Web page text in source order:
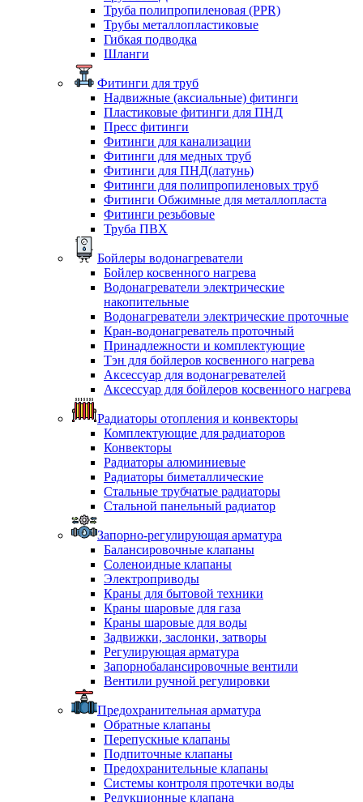
Труба полипропиленовая (PPR)
Трубы металлопластиковые
Гибкая подводка
Шланги
Фитинги для труб
Надвижные (аксиальные) фитинги
Пластиковые фитинги для ПНД
Пресс фитинги
Фитинги для канализации
Фитинги для медных труб
Фитинги для ПНД(латунь)
Фитинги для полипропиленовых труб
Фитинги Обжимные для металлопласта
Фитинги резьбовые
Труба ПВХ
Бойлеры водонагреватели
Бойлер косвенного нагрева
Водонагреватели электрические
накопительные
Водонагреватели электрические проточные
Кран-водонагреватель проточный
Принадлежности и комплектующие
Тэн для бойлеров косвенного нагрева
Аксессуар для водонагревателей
Аксессуар для бойлеров косвенного нагрева
Радиаторы отопления и конвекторы
Комплектующие для радиаторов
Конвекторы
Радиаторы алюминиевые
Радиаторы биметаллические
Стальные трубчатые радиаторы
Стальной панельный радиатор
Запорно-регулирующая арматура
Балансировочные клапаны
Соленоидные клапаны
Электроприводы
Краны для бытовой техники
Краны шаровые для газа
Краны шаровые для воды
Задвижки, заслонки, затворы
Регулирующая арматура
Запорнобалансировочные вентили
Вентили ручной регулировки
Предохранительная арматура
Обратные клапаны
Перепускные клапаны
Подпиточные клапаны
Предохранительные клапаны
Системы контроля протечки воды
Редукционные клапана